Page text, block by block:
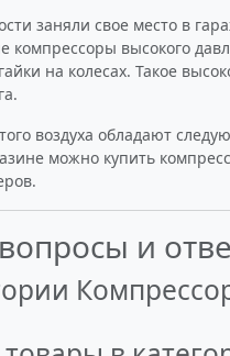
заняли свое место в
высокого
на колесах. Такое
воздуха обладают
можно купить
и